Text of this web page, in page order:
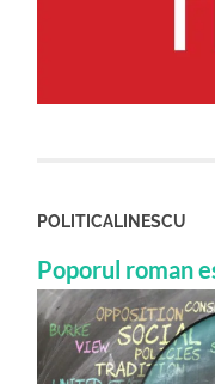
POLITICALINESCU
Poporul roman